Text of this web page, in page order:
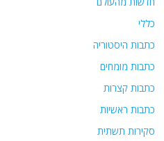
כללי
כתבות היסטוריה
כתבות מומחים
כתבות קצרות
כתבות ראשיות
סקירות תשתית